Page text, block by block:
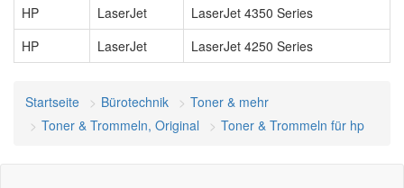
HP
LaserJet
LaserJet 4350 Series
HP
LaserJet LaserJet 4250 Series
Startseite Bürotechnik
Toner & mehr
Toner & Trommeln, Original
Toner & Trommeln für hp